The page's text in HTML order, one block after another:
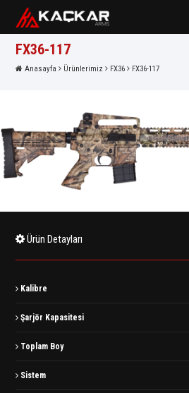
FX36-117
Anasayfa Ürünlerimiz FX36 FX36-117
Ürün Detayları
Kalibre
Şarjör Kapasitesi
Toplam Boy
Sistem